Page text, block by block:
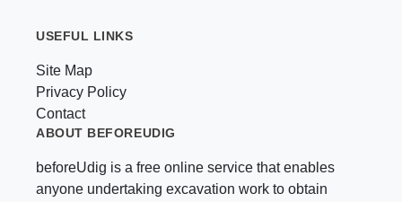
USEFUL LINKS
Site Map
Privacy Policy
Contact
ABOUT BEFOREUDIG
beforeUdig is a free online service that enables
anyone undertaking excavation work to obtain